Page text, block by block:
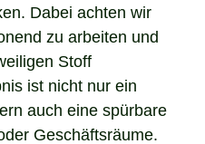
Dabei achten wir
zu arbeiten und
Stoff
ist nicht nur ein
auch eine spürbare
Geschäftsräume.